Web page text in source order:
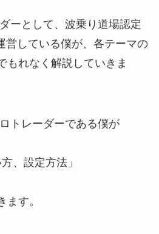
ーとして、波乗り道場認定
営している僕が、各テーマの
もれなく解説していきま
トレーダーである僕が
、設定方法」
ます。